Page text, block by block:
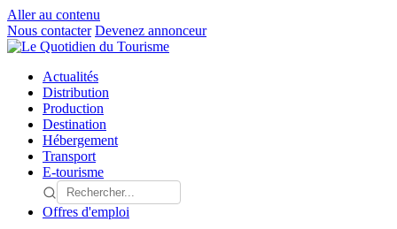
Aller au contenu
Nous contacter Devenez annonceur
Actualités
Distribution
Production
Destination
Hébergement
Transport
E-tourisme
Offres d'emploi